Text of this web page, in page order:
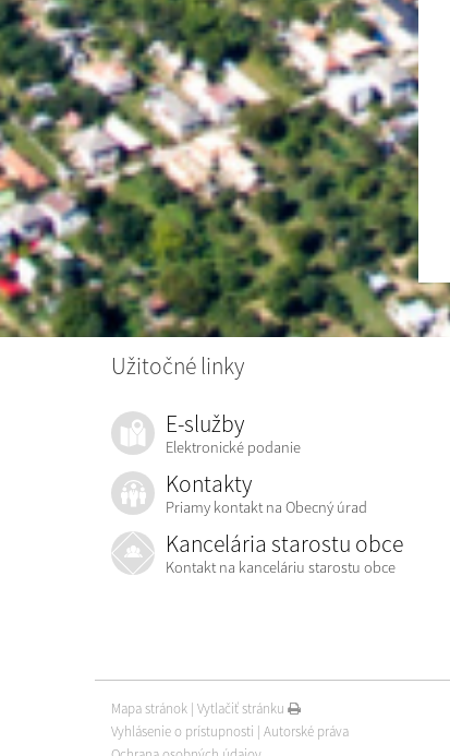
Užitočné linky
E-služby
Elektronické podanie
Kontakty
Priamy kontakt na Obecný úrad
Kancelária starostu obce
Kontakt na kanceláriu starostu obce
Mapa stránok | Vytlačiť stránku
Vyhlásenie o prístupnosti | Autorské práva